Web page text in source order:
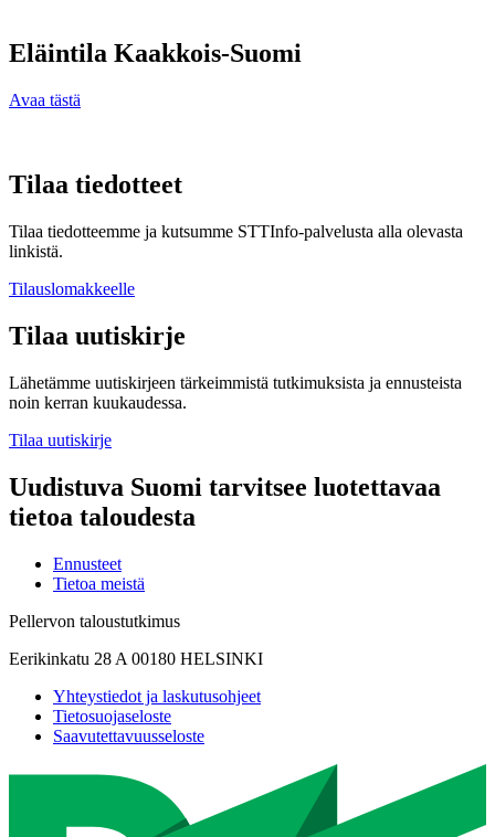
Eläintila Kaakkois-Suomi
Avaa tästä
Tilaa tiedotteet
Tilaa tiedotteemme ja kutsumme STTInfo-palvelusta alla olevasta
linkistä.
Tilauslomakkeelle
Tilaa uutiskirje
Lähetämme uutiskirjeen tärkeimmistä tutkimuksista ja ennusteista
noin kerran kuukaudessa.
Tilaa uutiskirje
Uudistuva Suomi tarvitsee luotettavaa
tietoa taloudesta
Ennusteet
Tietoa meistä
Pellervon taloustutkimus
Eerikinkatu 28 A 00180 HELSINKI
Yhteystiedot ja laskutusohjeet
Tietosuojaseloste
Saavutettavuusseloste